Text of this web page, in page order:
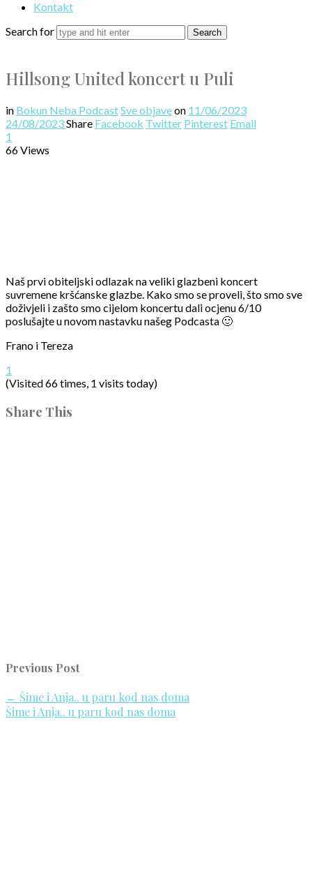
Kontakt
Search for
Hillsong United koncert u Puli
in Bokun Neba PodcastSve objaveon 11/06/2023
24/08/2023Share Facebook Twitter Pinterest Email
1
66 Views
Naš prvi obiteljski odlazak na veliki glazbeni koncert
suvremene kršćanske glazbe. Kako smo se proveli, što smo sve
doživjeli i zašto smo cijelom koncertu dali ocjenu 6/10
poslušajte u novom nastavku našeg Podcasta 🙂
Frano i Tereza
1
(Visited 66 times, 1 visits today)
Share This
Previous Post
← Šime i Anja.. u paru kod nas doma
Šime i Anja.. u paru kod nas doma